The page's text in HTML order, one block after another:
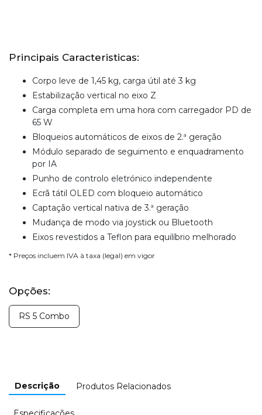
Principais Caracteristicas:
Corpo leve de 1,45 kg, carga útil até 3 kg
Estabilização vertical no eixo Z
Carga completa em uma hora com carregador PD de
65 W
Bloqueios automáticos de eixos de 2.ª geração
Módulo separado de seguimento e enquadramento
por IA
Punho de controlo eletrónico independente
Ecrã tátil OLED com bloqueio automático
Captação vertical nativa de 3.ª geração
Mudança de modo via joystick ou Bluetooth
Eixos revestidos a Teflon para equilíbrio melhorado
* Preços incluem IVA à taxa (legal) em vigor
Opções:
RS 5 Combo
Descrição Produtos Relacionados